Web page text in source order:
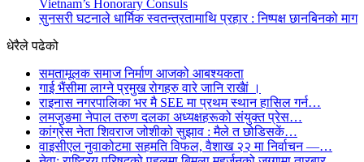
Vietnam’s Honorary Consuls
सुनसरी घटनाले धार्मिक स्वतन्त्रतामाथि प्रहार : निष्पक्ष छानबिनको माग
धेरैले पढेको
समतामूलक समाज निर्माण आजको आबश्यकता
गाई भैंसीमा लाग्ने प्रमुख रोगहरु वारे जानि राखैां ।
राइनास नगरपालिका भर मै SEE मा प्रथम स्थान हासिल गर्न…
लमजुङमा नेपाल तरुण दलका अध्यक्षहरूको संयुक्त प्रेस…
कांग्रेस नेता शिवराज जोशीको सुझाव : मैले त छोडिसकें…
वाइसीएल नुवाकोटमा सहमति विफल, वैशाख २२ मा निर्वाचन —…